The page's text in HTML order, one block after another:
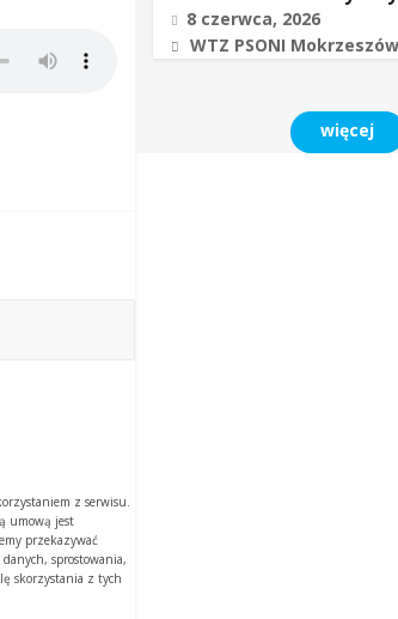
z serwisu.
umową jest
przekazywać
sprostowania,
skorzystania z tych
8 czerwca, 2026
WTZ PSONI Mokrzeszów
więcej